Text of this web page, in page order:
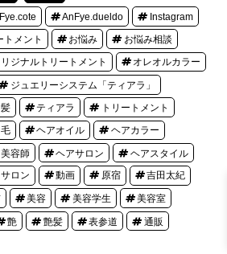
AnFye.dueldo Instagram
トメント お悩み お悩み相談
ジナルトリートメント オレオルカラー
ジュエリーシステム「ティアラ」
ティアラ トリートメント
ヘアオイル ヘアカラー
容師 ヘアサロン ヘアスタイル
ロン 動画 原宿 吉田太紀
美容 美容学生 美容室
艶 艶髪 表参道 通販